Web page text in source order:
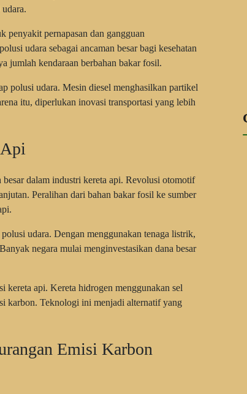
penyakit pernapasan dan gangguan
udara sebagai ancaman besar bagi kesehatan
jumlah kendaraan berbahan bakar fosil.
polusi udara. Mesin diesel menghasilkan partikel
itu, diperlukan inovasi transportasi yang lebih
dalam industri kereta api. Revolusi otomotif
Peralihan dari bahan bakar fosil ke sumber
udara. Dengan menggunakan tenaga listrik,
negara mulai menginvestasikan dana besar
kereta api. Kereta hidrogen menggunakan sel
karbon. Teknologi ini menjadi alternatif yang
Emisi Karbon